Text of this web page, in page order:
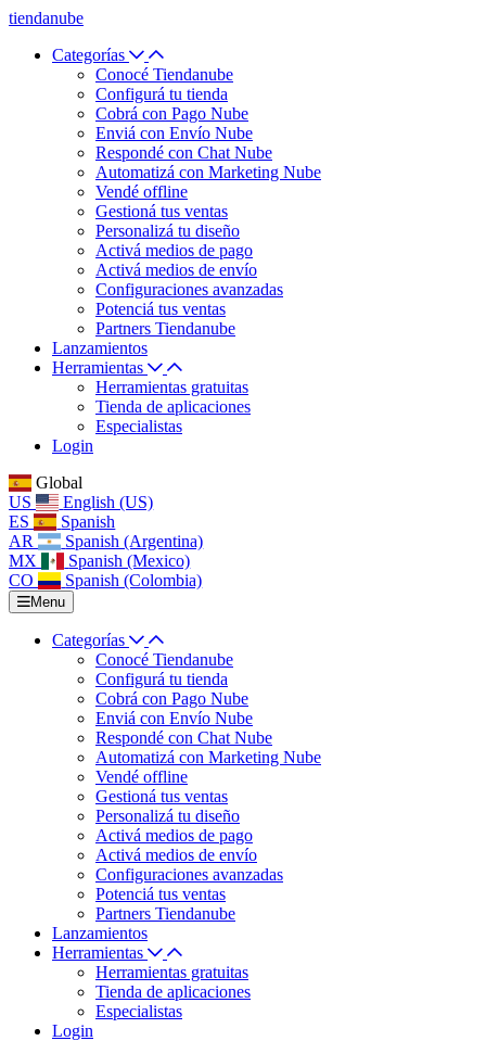
tiendanube
Categorías
Conocé Tiendanube
Configurá tu tienda
Cobrá con Pago Nube
Enviá con Envío Nube
Respondé con Chat Nube
Automatizá con Marketing Nube
Vendé offline
Gestioná tus ventas
Personalizá tu diseño
Activá medios de pago
Activá medios de envío
Configuraciones avanzadas
Potenciá tus ventas
Partners Tiendanube
Lanzamientos
Herramientas
Herramientas gratuitas
Tienda de aplicaciones
Especialistas
Login
Global
US
English (US)
ES
Spanish
AR
Spanish (Argentina)
MX
Spanish (Mexico)
CO
Spanish (Colombia)
Menu
Categorías
Conocé Tiendanube
Configurá tu tienda
Cobrá con Pago Nube
Enviá con Envío Nube
Respondé con Chat Nube
Automatizá con Marketing Nube
Vendé offline
Gestioná tus ventas
Personalizá tu diseño
Activá medios de pago
Activá medios de envío
Configuraciones avanzadas
Potenciá tus ventas
Partners Tiendanube
Lanzamientos
Herramientas
Herramientas gratuitas
Tienda de aplicaciones
Especialistas
Login